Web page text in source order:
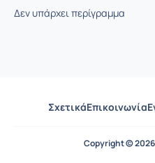
Δεν υπάρχει περίγραμμα
ΣχετικάΕπικοινωνία
Copyright ©